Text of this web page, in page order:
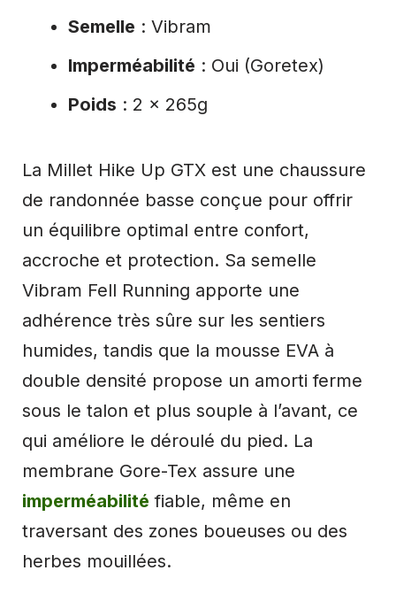
Semelle : Vibram
Imperméabilité : Oui (Goretex)
Poids : 2 x 265g
La Millet Hike Up GTX est une chaussure
de randonnée basse conçue pour offrir
un équilibre optimal entre confort,
accroche et protection. Sa semelle
Vibram Fell Running apporte une
adhérence très sûre sur les sentiers
humides, tandis que la mousse EVA à
double densité propose un amorti ferme
sous le talon et plus souple à l’avant, ce
qui améliore le déroulé du pied. La
membrane Gore-Tex assure une
imperméabilité fiable, même en
traversant des zones boueuses ou des
herbes mouillées.